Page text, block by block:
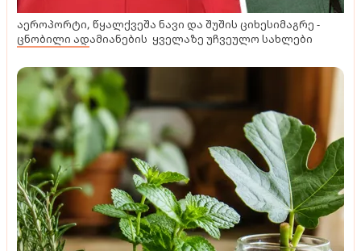
აეროპორტი, წყალქვეშა ნავი და შუშის ციხესიმაგრე -
ცნობილი ადამიანების ყველაზე უჩვეულო სახლები